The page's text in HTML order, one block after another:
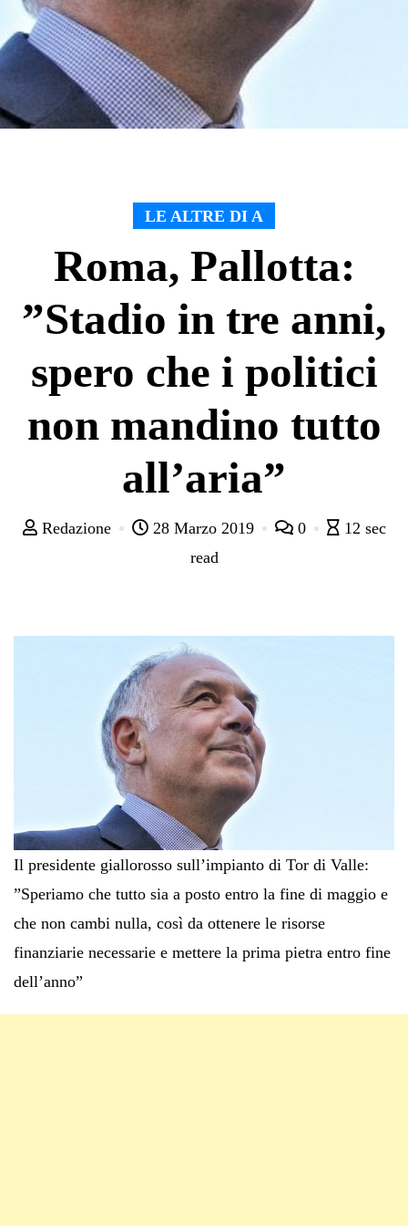
LE ALTRE DI A
Roma, Pallotta:
”Stadio in tre anni,
spero che i politici
non mandino tutto
all’aria”
Redazione 28 Marzo 2019 0
12 sec
read
Il presidente giallorosso sull’impianto di Tor di Valle:
”Speriamo che tutto sia a posto entro la fine di maggio e
che non cambi nulla, così da ottenere le risorse
finanziarie necessarie e mettere la prima pietra entro fine
dell’anno”